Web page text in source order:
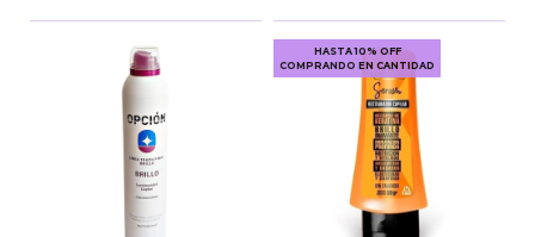
HASTA 10% OFF
COMPRANDO EN CANTIDAD